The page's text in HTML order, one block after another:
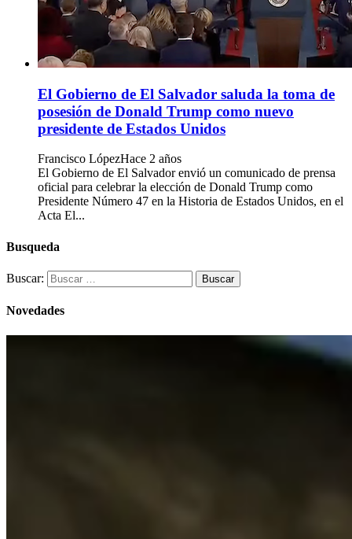
El Gobierno de El Salvador saluda la toma de
posesión de Donald Trump como nuevo
presidente de Estados Unidos
Francisco LópezHace 2 años
El Gobierno de El Salvador envió un comunicado de prensa
oficial para celebrar la elección de Donald Trump como
Presidente Número 47 en la Historia de Estados Unidos, en el
Acta El...
Busqueda
Buscar:
Novedades